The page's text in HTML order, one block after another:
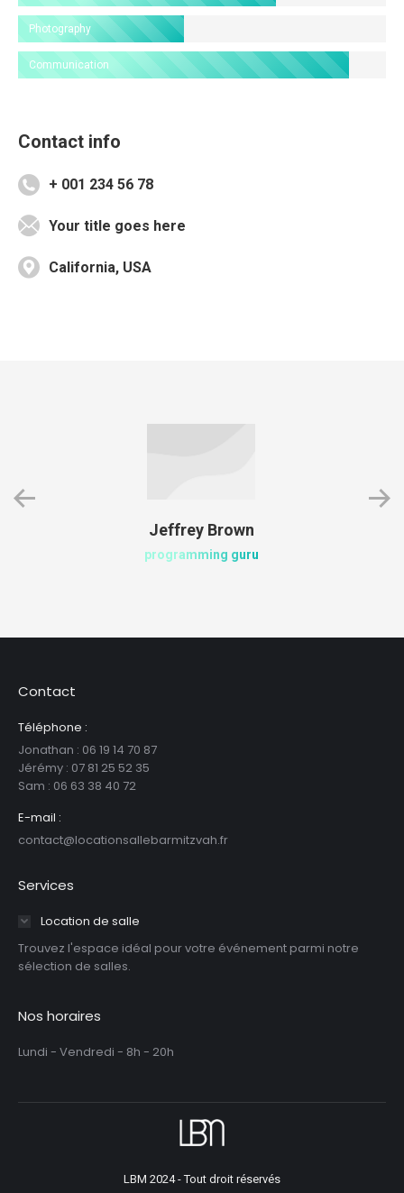
Photography
Communication
Contact info
+ 001 234 56 78
Your title goes here
California, USA
Jeffrey Brown
programming guru
Contact
Téléphone :
Jonathan : 06 19 14 70 87
Jérémy : 07 81 25 52 35
Sam : ‪06 63 38 40 72‬
E-mail :
contact@locationsallebarmitzvah.fr
Services
Location de salle
Trouvez l'espace idéal pour votre événement parmi notre
sélection de salles.
Nos horaires
Lundi - Vendredi - 8h - 20h
LBM 2024 - Tout droit réservés